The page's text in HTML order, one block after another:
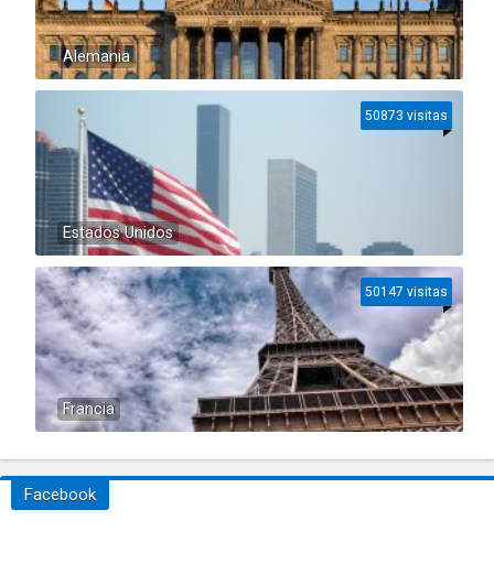
Alemania
Estados Unidos
50873 visitas
Francia
50147 visitas
Facebook